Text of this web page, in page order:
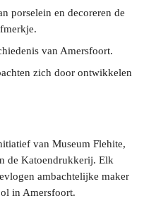
porselein en decoreren de
van Amersfoort.
zich door ontwikkelen
van Museum Flehite,
de Katoendrukkerij. Elk
ambachtelijke maker
in Amersfoort.